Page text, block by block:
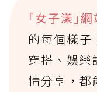
｢女子漾｣網
的每個樣子
穿搭、娛樂
情分享，都